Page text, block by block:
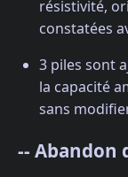
résistivité,
constatées
3 piles sont
la capacité
sans
-- Abandon